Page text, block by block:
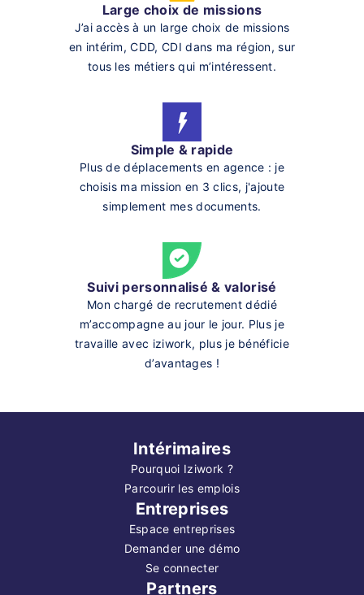
Large choix de missions
J’ai accès à un large choix de missions
en intérim, CDD, CDI dans ma région, sur
tous les métiers qui m’intéressent.
Simple & rapide
Plus de déplacements en agence : je
choisis ma mission en 3 clics, j'ajoute
simplement mes documents.
Suivi personnalisé & valorisé
Mon chargé de recrutement dédié
m’accompagne au jour le jour. Plus je
travaille avec iziwork, plus je bénéficie
d’avantages !
Intérimaires
Pourquoi Iziwork ?
Parcourir les emplois
Entreprises
Espace entreprises
Demander une démo
Se connecter
Partners